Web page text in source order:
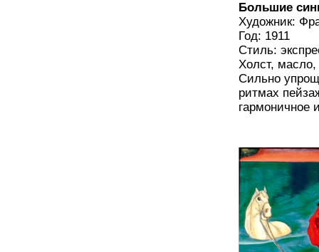
Большие
Художник:
Год: 1911
Стиль:
Холст,
Сильно
ритмах
гармоничное